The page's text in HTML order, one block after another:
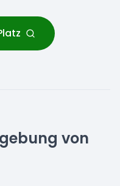
von